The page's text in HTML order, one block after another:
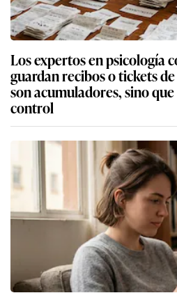
Los expertos en psicología
guardan recibos o tickets
son acumuladores, sino
control